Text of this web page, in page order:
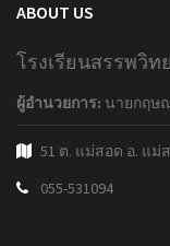
ABOUT US
โรงเรียนสรรพวิท
ผู้อำนวยการ: นายกฤษ
51 ต. แม่สอด อ. แม่
055-531094